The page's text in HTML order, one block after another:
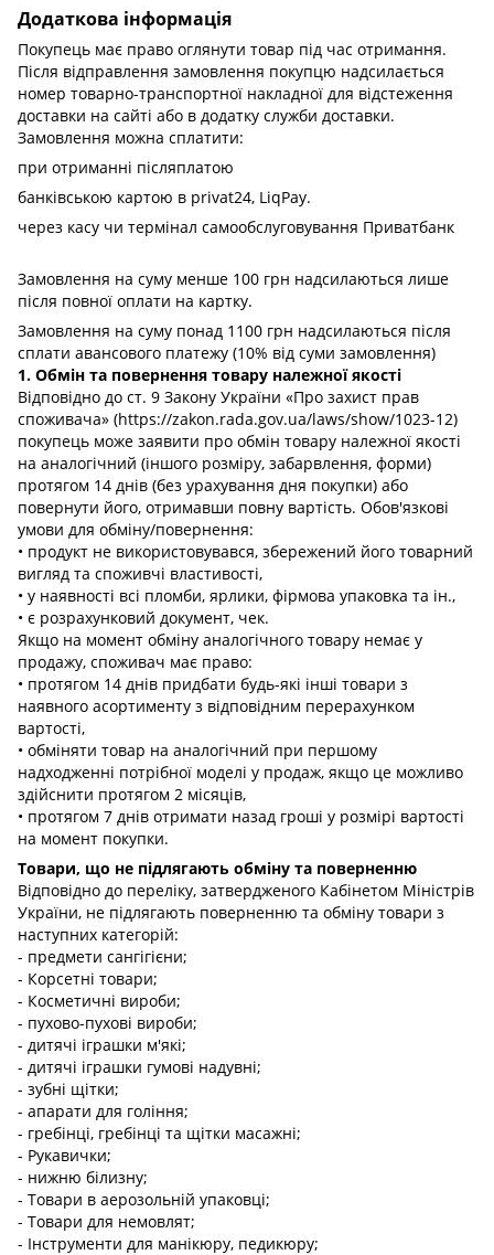
Додаткова інформація
Покупець має право оглянути товар під час отримання.
Після відправлення замовлення покупцю надсилається
номер товарно-транспортної накладної для відстеження
доставки на сайті або в додатку служби доставки.
Замовлення можна сплатити:
при отриманні післяплатою
банківською картою в privat24, LiqPay.
через касу чи термінал самообслуговування Приватбанк
Замовлення на суму менше 100 грн надсилаються лише
після повної оплати на картку.
Замовлення на суму понад 1100 грн надсилаються після
сплати авансового платежу (10% від суми замовлення)
1. Обмін та повернення товару належної якості
Відповідно до ст. 9 Закону України «Про захист прав
споживача» (https://zakon.rada.gov.ua/laws/show/1023-12)
покупець може заявити про обмін товару належної якості
на аналогічний (іншого розміру, забарвлення, форми)
протягом 14 днів (без урахування дня покупки) або
повернути його, отримавши повну вартість. Обов'язкові
умови для обміну/повернення:
• продукт не використовувався, збережений його товарний
вигляд та споживчі властивості,
• у наявності всі пломби, ярлики, фірмова упаковка та ін.,
• є розрахунковий документ, чек.
Якщо на момент обміну аналогічного товару немає у
продажу, споживач має право:
• протягом 14 днів придбати будь-які інші товари з
наявного асортименту з відповідним перерахунком
вартості,
• обміняти товар на аналогічний при першому
надходженні потрібної моделі у продаж, якщо це можливо
здійснити протягом 2 місяців,
• протягом 7 днів отримати назад гроші у розмірі вартості
на момент покупки.
Товари, що не підлягають обміну та поверненню
Відповідно до переліку, затвердженого Кабінетом Міністрів
України, не підлягають поверненню та обміну товари з
наступних категорій:
- предмети сангігієни;
- Корсетні товари;
- Косметичні вироби;
- пухово-пухові вироби;
- дитячі іграшки м'які;
- дитячі іграшки гумові надувні;
- зубні щітки;
- апарати для гоління;
- гребінці, гребінці та щітки масажні;
- Рукавички;
- нижню білизну;
- Товари в аерозольній упаковці;
- Товари для немовлят;
- Інструменти для манікюру, педикюру;